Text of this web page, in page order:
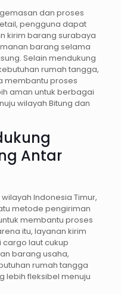
dan proses
pengguna dapat
kirim barang surabaya
barang selama
Selain mendukung
rumah tangga,
membantu proses
aman untuk berbagai
wilayah Bitung dan
Antar
Indonesia Timur,
metode pengiriman
membantu proses
itu, layanan kirim
laut cukup
barang usaha,
rumah tangga
lebih fleksibel menuju